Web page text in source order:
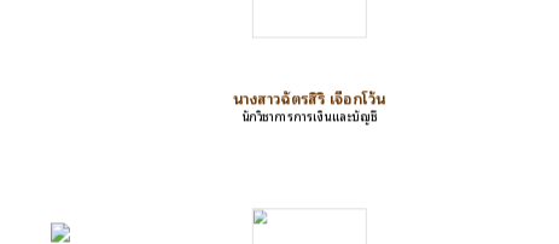
นางสาวฉัตรสิริ เจือกโว้น
นักวิชาการการเงินและบัญชี